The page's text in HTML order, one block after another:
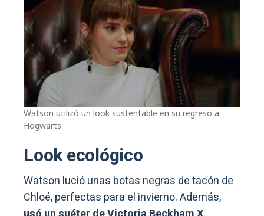
Watson utilizó un look sustentable en su regreso a
Hogwarts
Look ecológico
Watson lució unas botas negras de tacón de
Chloé, perfectas para el invierno. Además,